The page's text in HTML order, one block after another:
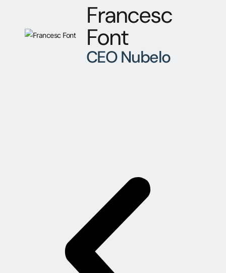
Francesc
Font
CEO Nubelo